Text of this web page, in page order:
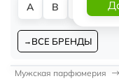
A B D
ВСЕ БРЕНДЫ
Мужская парфюмерия